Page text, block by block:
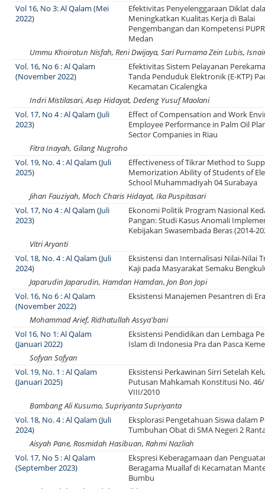
Vol 16, No 3: Al Qalam (Mei
2022)
Efektivitas Penyelenggaraan Diklat
Meningkatkan Kualitas Kerja di Balai
Pengembangan dan Kompetensi
Medan
Ummu Khoirotun Nisfah, Reni Dwijaya, Sari Purnama Zein Lubis,
Vol. 16, No 6 : Al Qalam
(November 2022)
Efektivitas Sistem Pelayanan
Tanda Penduduk Elektronik (E-KTP)
Kecamatan Cicalengka
Indri Mistilasari, Asep Hidayat, Dedeng Yusuf Maolani
Vol. 17, No 4 : Al Qalam (Juli
2023)
Effect of Compensation and Work
Employee Performance in Palm Oil
Sector Companies in Riau
Fitra Inayah, Gilang Nugroho
Vol. 19, No. 4 : Al Qalam (Juli
2025)
Effectiveness of Tikrar Method to
Memorization Ability of Students of
School Muhammadiyah 04 Surabaya
Jihan Fauziyah, Moch Charis Hidayat, Ika Puspitasari
Vol. 17, No 4 : Al Qalam (Juli
2023)
Ekonomi Politik Program Nasional
Pangan: Studi Kasus Anomali
Kebijakan Swasembada Beras (2014-
Vitri Aryanti
Vol. 18, No. 4 : Al Qalam (Juli
2024)
Eksistensi dan Internalisasi Nilai-Nilai
Kaji pada Masyarakat Semaku
Japarudin Japarudin, Hamdan Hamdan, Jon Bon Jopi
Vol. 16, No 6 : Al Qalam
(November 2022)
Eksistensi Manajemen Pesantren di
Mohammad Arief, Ridhatullah Assya'bani
Vol 16, No 1: Al Qalam
(Januari 2022)
Eksistensi Pendidikan dan Lembaga
Islam di Indonesia Pra dan Pasca
Sofyan Sofyan
Vol. 19, No. 1 : Al Qalam
(Januari 2025)
Eksistensi Perkawinan Sirri Setelah
Putusan Mahkamah Konstitusi No. 46/
VIII/2010
Bambang Ali Kusumo, Supriyanta Supriyanta
Vol. 18, No. 4 : Al Qalam (Juli
2024)
Eksplorasi Pengetahuan Siswa dalam
Tumbuhan Obat di SMA Negeri 2
Aisyah Pane, Rosmidah Hasibuan, Rahmi Nazliah
Vol. 17, No 5 : Al Qalam
(September 2023)
Ekspresi Keberagamaan dan
Beragama Muallaf di Kecamatan
Bumbu